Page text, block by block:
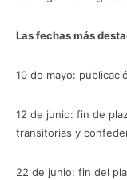
Las fechas más
10 de mayo:
12 de junio: fin de
transitorias y
22 de junio: fin del